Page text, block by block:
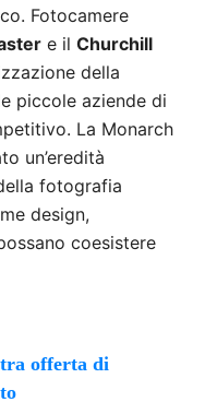
Fotocamere
e il Churchill
della
piccole aziende di
La Monarch
un’eredità
fotografia
design,
coesistere
offerta di